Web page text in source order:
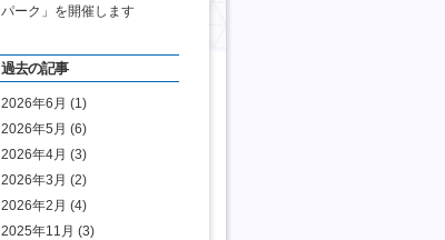
パーク」を開催します
過去の記事
2026年6月 (1)
2026年5月 (6)
2026年4月 (3)
2026年3月 (2)
2026年2月 (4)
2025年11月 (3)